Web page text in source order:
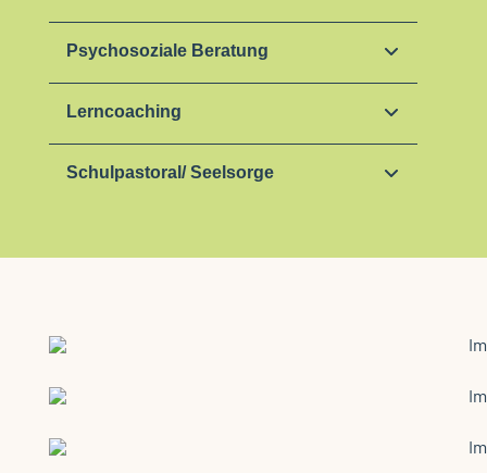
Psychosoziale Beratung
Lerncoaching
Schulpastoral/ Seelsorge